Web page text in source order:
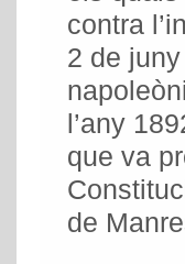
contra
2 de
l’any
que va
de